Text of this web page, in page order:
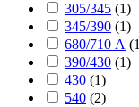
305/345 (1)
345/390 (1)
680/710 А (1
390/430 (1)
430 (1)
540 (2)